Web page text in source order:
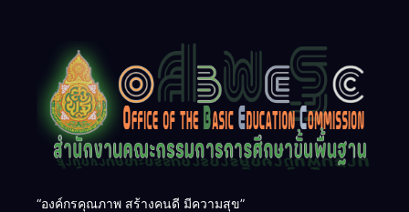
กิจกรรมเชิดชูเกียรติ ประจำ
เขตตรวจราชการที่ 12
“องค์กรคุณภาพ สร้างคนดี มีความสุข”